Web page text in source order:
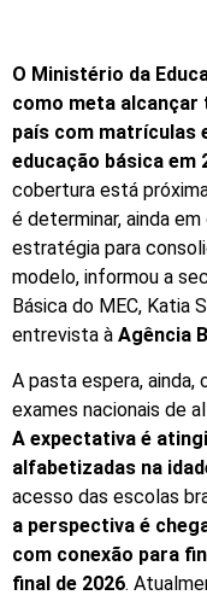
O Ministério da
como meta
país com matrículas
educação básica em
cobertura está
é determinar, ainda
estratégia para
modelo, informou a
Básica do MEC, Katia
entrevista à Agência
A pasta espera, ainda,
exames nacionais de
A expectativa é
alfabetizadas na
acesso das escolas
a perspectiva é
com conexão para
final de 2026.